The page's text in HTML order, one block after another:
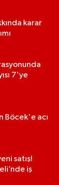
karar
7'ye
Böcek'e acı
satış!
iş